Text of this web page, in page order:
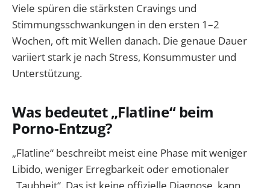
Viele spüren die stärksten Cravings und
Stimmungsschwankungen in den ersten 1–2
Wochen, oft mit Wellen danach. Die genaue Dauer
variiert stark je nach Stress, Konsummuster und
Unterstützung.
Was bedeutet „Flatline“ beim
Porno-Entzug?
„Flatline“ beschreibt meist eine Phase mit weniger
Libido, weniger Erregbarkeit oder emotionaler